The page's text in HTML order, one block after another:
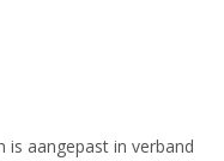
aangepast in verband